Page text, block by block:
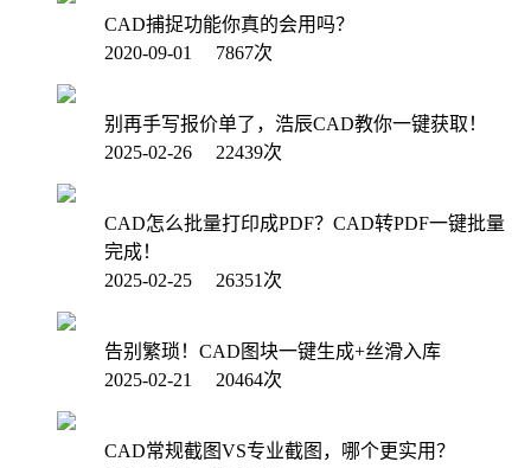
CAD捕捉功能你真的会用吗？
2020-09-01 7867次
别再手写报价单了，浩辰CAD教你一键获取！
2025-02-26 22439次
CAD怎么批量打印成PDF？CAD转PDF一键批量
完成！
2025-02-25 26351次
告别繁琐！CAD图块一键生成+丝滑入库
2025-02-21 20464次
CAD常规截图VS专业截图，哪个更实用？